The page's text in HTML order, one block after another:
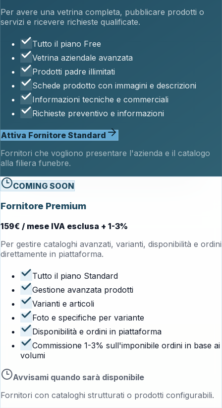
Per avere una vetrina completa, pubblicare prodotti o
servizi e ricevere richieste qualificate.
Tutto il piano Free
Vetrina aziendale avanzata
Prodotti padre illimitati
Schede prodotto con immagini e descrizioni
Informazioni tecniche e commerciali
Richieste preventivo e informazioni
Attiva Fornitore Standard
Fornitori che vogliono presentare l'azienda e il catalogo
alla filiera funebre.
COMING SOON
Fornitore Premium
159€ / mese IVA esclusa + 1-3%
Per gestire cataloghi avanzati, varianti, disponibilità e ordini
direttamente in piattaforma.
Tutto il piano Standard
Gestione avanzata prodotti
Varianti e articoli
Foto e specifiche per variante
Disponibilità e ordini in piattaforma
Commissione 1-3% sull'imponibile ordini in base ai
volumi
Avvisami quando sarà disponibile
Fornitori con cataloghi strutturati o prodotti configurabili.